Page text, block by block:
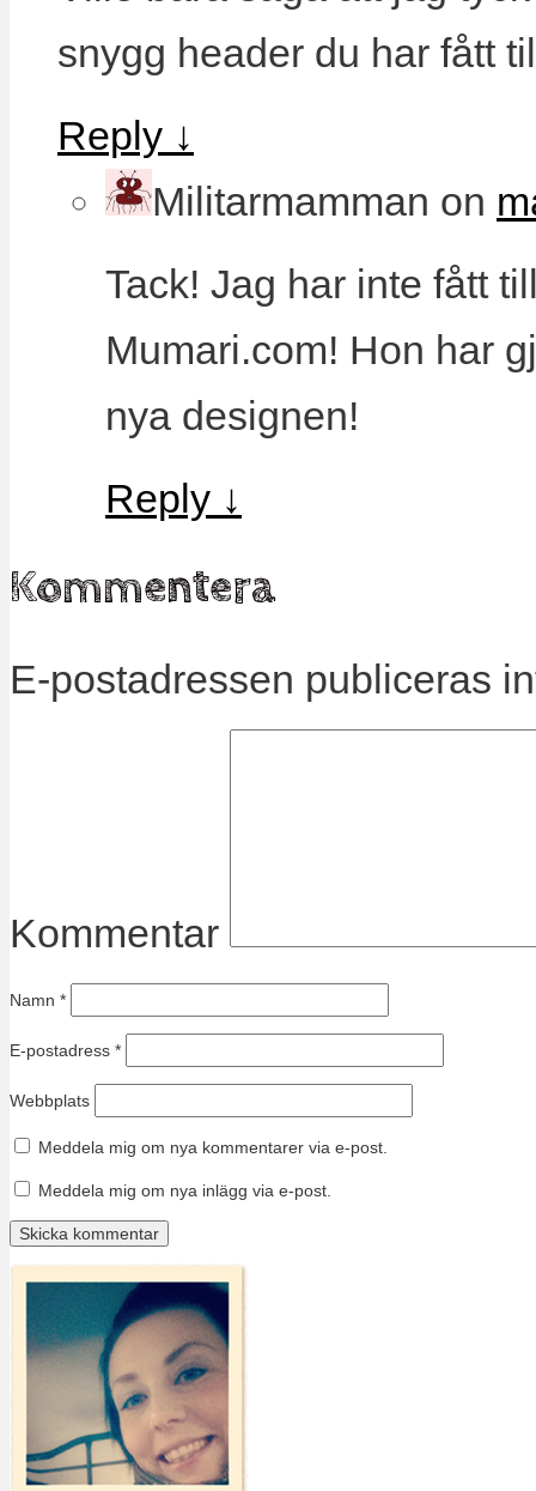
snygg header du har fått
Reply ↓
Militarmamman on
Tack! Jag har inte fått
Mumari.com! Hon har
nya designen!
Reply ↓
Kommentera
E-postadressen publiceras
Kommentar
Namn *
E-postadress *
Webbplats
Meddela mig om nya kommentarer via e-post.
Meddela mig om nya inlägg via e-post.